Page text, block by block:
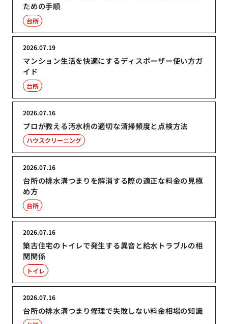
ための手順
台所
マンション生活を快適にするディスポーザー使い方ガ
イド
2026.07.19
台所
プロが教える汚水枡の適切な清掃頻度と点検方法
2026.07.16
ハウスクリーニング
台所の排水溝つまりを解消する際の適正な料金の見極
め方
2026.07.16
台所
築古住宅のトイレで発生する異音と給水トラブルの相
関関係
2026.07.16
トイレ
台所の排水溝つまり修理で失敗しない料金相場の知識
2026.07.16